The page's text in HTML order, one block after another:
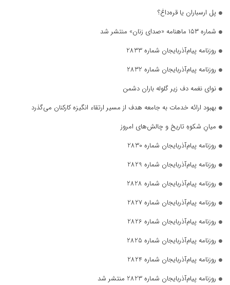
پل ارسباران یا قره‌داغ؟
شماره ۱۵۳ ماهنامه «صدای زنان» منتشر شد
روزنامه پیام‌آذربایجان شماره 2833
روزنامه پیام‌آذربایجان شماره 2832
نوای نغمه دف زیر گلوله باران دشمن
بهبود ارائه خدمات به جامعه هدف از مسیر ارتقاء انگیزه کارکنان می‌گذرد
میانِ شکوهِ تاریخ و چالش‌های امروز
روزنامه پیام‌آذربایجان شماره 2830
روزنامه پیام‌آذربایجان شماره 2829
روزنامه پیام‌آذربایجان شماره 2828
روزنامه پیام‌آذربایجان شماره 2827
روزنامه پیام‌آذربایجان شماره 2826
روزنامه پیام‌آذربایجان شماره 2825
روزنامه پیام‌آذربایجان شماره 2824
روزنامه پیام‌آذربایجان شماره 2823 منتشر شد